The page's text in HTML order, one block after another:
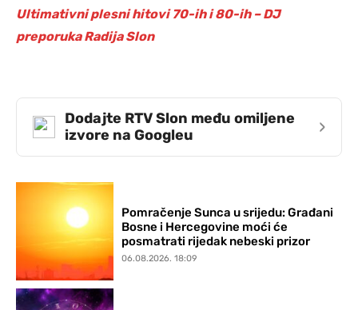
Ultimativni plesni hitovi 70-ih i 80-ih – DJ
preporuka Radija Slon
Dodajte RTV Slon među omiljene
izvore na Googleu
›
Pomračenje Sunca u srijedu: Građani
Bosne i Hercegovine moći će
posmatrati rijedak nebeski prizor
06.08.2026. 18:09